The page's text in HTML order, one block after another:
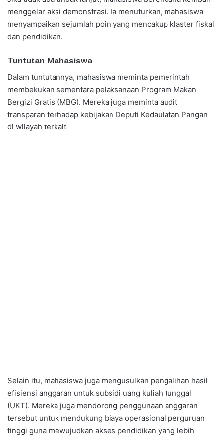
menggelar aksi demonstrasi. Ia menuturkan, mahasiswa
menyampaikan sejumlah poin yang mencakup klaster fiskal
dan pendidikan.
Tuntutan Mahasiswa
Dalam tuntutannya, mahasiswa meminta pemerintah
membekukan sementara pelaksanaan Program Makan
Bergizi Gratis (MBG). Mereka juga meminta audit
transparan terhadap kebijakan Deputi Kedaulatan Pangan
di wilayah terkait
Selain itu, mahasiswa juga mengusulkan pengalihan hasil
efisiensi anggaran untuk subsidi uang kuliah tunggal
(UKT). Mereka juga mendorong penggunaan anggaran
tersebut untuk mendukung biaya operasional perguruan
tinggi guna mewujudkan akses pendidikan yang lebih